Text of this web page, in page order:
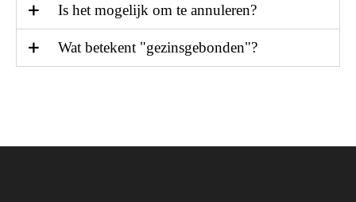
Is het mogelijk om te annuleren?
Wat betekent "gezinsgebonden"?